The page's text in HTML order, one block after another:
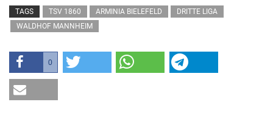
TAGS TSV 1860 ARMINIA BIELEFELD
DRITTE LIGA
WALDHOF MANNHEIM
0